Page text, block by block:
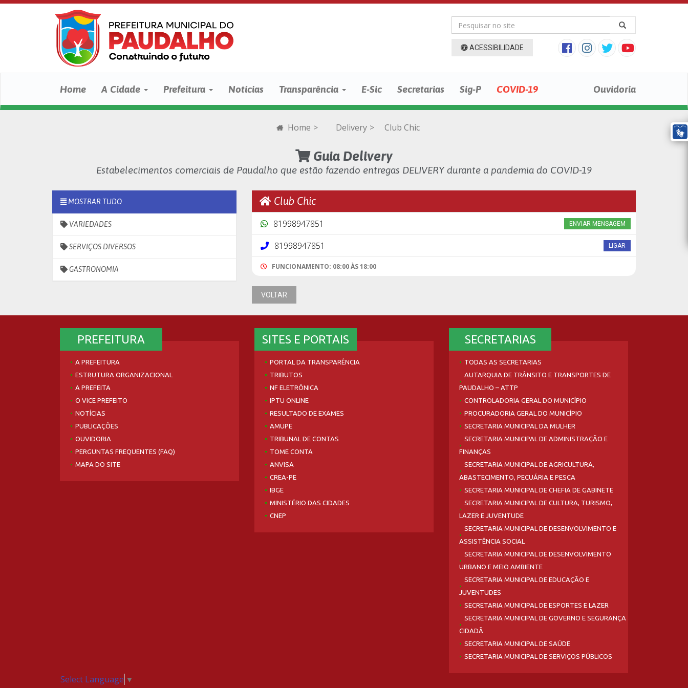
ACESSIBILIDADE
Home A Cidade Prefeitura Notícias Transparência E-Sic Secretarias Sig-P COVID-19 Ouvidoria
Home > Delivery > Club Chic
Guia Delivery
Estabelecimentos comerciais de Paudalho que estão fazendo entregas DELIVERY durante a pandemia do COVID-19
MOSTRAR TUDO
VARIEDADES
SERVIÇOS DIVERSOS
GASTRONOMIA
Club Chic
81998947851 ENVIAR MENSAGEM
81998947851 LIGAR
FUNCIONAMENTO: 08:00 ÀS 18:00
VOLTAR
PREFEITURA
A PREFEITURA
ESTRUTURA ORGANIZACIONAL
A PREFEITA
O VICE PREFEITO
NOTÍCIAS
PUBLICAÇÕES
OUVIDORIA
PERGUNTAS FREQUENTES (FAQ)
MAPA DO SITE
SITES E PORTAIS
PORTAL DA TRANSPARÊNCIA
TRIBUTOS
NF ELETRÔNICA
IPTU ONLINE
RESULTADO DE EXAMES
AMUPE
TRIBUNAL DE CONTAS
TOME CONTA
ANVISA
CREA-PE
IBGE
MINISTÉRIO DAS CIDADES
CNEP
SECRETARIAS
TODAS AS SECRETARIAS
AUTARQUIA DE TRÂNSITO E TRANSPORTES DE
PAUDALHO – ATTP
CONTROLADORIA GERAL DO MUNICÍPIO
PROCURADORIA GERAL DO MUNICÍPIO
SECRETARIA MUNICIPAL DA MULHER
SECRETARIA MUNICIPAL DE ADMINISTRAÇÃO E
FINANÇAS
SECRETARIA MUNICIPAL DE AGRICULTURA,
ABASTECIMENTO, PECUÁRIA E PESCA
SECRETARIA MUNICIPAL DE CHEFIA DE GABINETE
SECRETARIA MUNICIPAL DE CULTURA, TURISMO,
LAZER E JUVENTUDE
SECRETARIA MUNICIPAL DE DESENVOLVIMENTO E
ASSISTÊNCIA SOCIAL
SECRETARIA MUNICIPAL DE DESENVOLVIMENTO
URBANO E MEIO AMBIENTE
SECRETARIA MUNICIPAL DE EDUCAÇÃO E
JUVENTUDES
SECRETARIA MUNICIPAL DE ESPORTES E LAZER
SECRETARIA MUNICIPAL DE GOVERNO E SEGURANÇA
CIDADÃ
SECRETARIA MUNICIPAL DE SAÚDE
SECRETARIA MUNICIPAL DE SERVIÇOS PÚBLICOS
Select Language ▼